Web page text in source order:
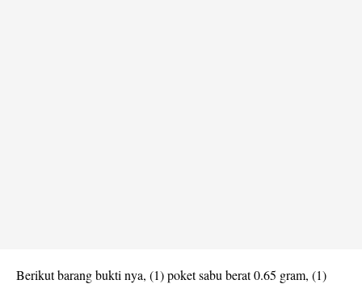
Berikut barang bukti nya, (1) poket sabu berat 0.65 gram, (1)